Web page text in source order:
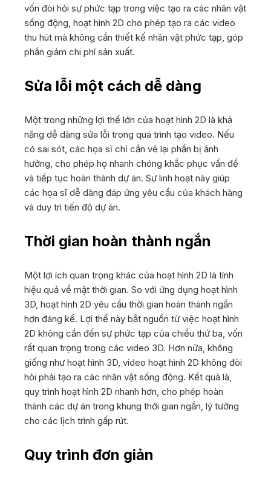
vốn đòi hỏi sự phức tạp trong việc tạo ra các nhân vật
sống động, hoạt hình 2D cho phép tạo ra các video
thu hút mà không cần thiết kế nhân vật phức tạp, góp
phần giảm chi phí sản xuất.
Sửa lỗi một cách dễ dàng
Một trong những lợi thế lớn của hoạt hình 2D là khả
năng dễ dàng sửa lỗi trong quá trình tạo video. Nếu
có sai sót, các họa sĩ chỉ cần vẽ lại phần bị ảnh
hưởng, cho phép họ nhanh chóng khắc phục vấn đề
và tiếp tục hoàn thành dự án. Sự linh hoạt này giúp
các họa sĩ dễ dàng đáp ứng yêu cầu của khách hàng
và duy trì tiến độ dự án.
Thời gian hoàn thành ngắn
Một lợi ích quan trọng khác của hoạt hình 2D là tính
hiệu quả về mặt thời gian. So với ứng dụng hoạt hình
3D, hoạt hình 2D yêu cầu thời gian hoàn thành ngắn
hơn đáng kể. Lợi thế này bắt nguồn từ việc hoạt hình
2D không cần đến sự phức tạp của chiều thứ ba, vốn
rất quan trọng trong các video 3D. Hơn nữa, không
giống như hoạt hình 3D, video hoạt hình 2D không đòi
hỏi phải tạo ra các nhân vật sống động. Kết quả là,
quy trình hoạt hình 2D nhanh hơn, cho phép hoàn
thành các dự án trong khung thời gian ngắn, lý tưởng
cho các lịch trình gấp rút.
Quy trình đơn giản